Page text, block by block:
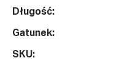
Długość:
Gatunek:
SKU: